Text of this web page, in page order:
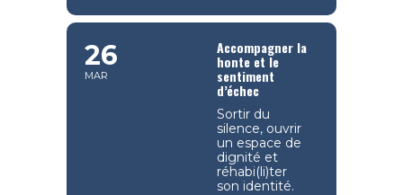
26
MAR
Accompagner la
honte et le
sentiment
d’échec
Sortir du
silence, ouvrir
un espace de
dignité et
réhabi(li)ter
son identité.